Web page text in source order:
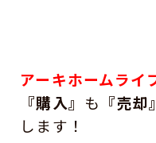
アーキホームライ
『購入』 も 『売却』
します！